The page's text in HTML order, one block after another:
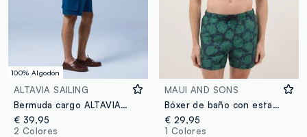
100% Algodón
ALTAVIA SAILING
Bermuda cargo ALTAVIA SAILING azul de algodón puro
€ 39,95
2 Colores
MAUI AND SONS
Bóxer de baño con estampado tropical multicolor
€ 29,95
1 Colores